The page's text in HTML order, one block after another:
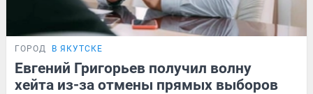
ГОРОД В ЯКУТСКЕ
Евгений Григорьев получил волну
хейта из-за отмены прямых выборов